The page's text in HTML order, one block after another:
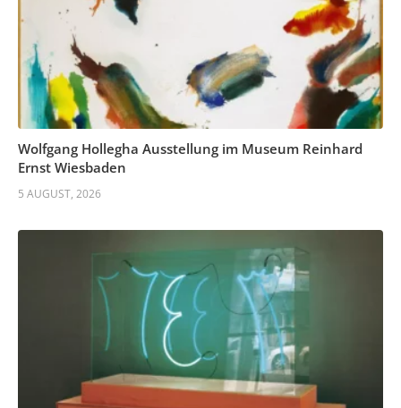
Wolfgang Hollegha Ausstellung im Museum Reinhard
Ernst Wiesbaden
5 AUGUST, 2026